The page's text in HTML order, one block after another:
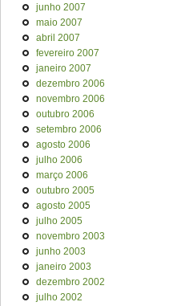
junho 2007
maio 2007
abril 2007
fevereiro 2007
janeiro 2007
dezembro 2006
novembro 2006
outubro 2006
setembro 2006
agosto 2006
julho 2006
março 2006
outubro 2005
agosto 2005
julho 2005
novembro 2003
junho 2003
janeiro 2003
dezembro 2002
julho 2002